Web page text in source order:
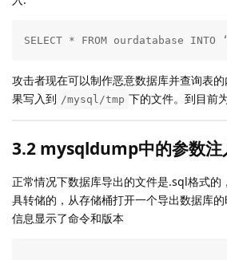
SELECT * FROM ourdatabase
攻击者现在可以制作恶意数据库并查询表
果写入到 /mysql/tmp 下的文件。到目前
3.2 mysqldump中的参数注
正常情况下数据库导出的文件是.sql格式的
具转储的，从存储桶打开一个导出数据库
信息显示了命令和版本